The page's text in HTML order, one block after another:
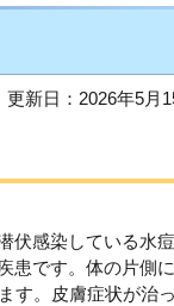
更新日：2026年5月
伏感染している水
患です。体の片側
す。皮膚症状が治